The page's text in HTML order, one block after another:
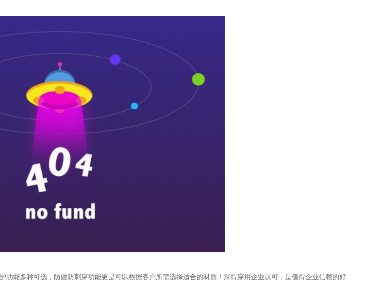
功能多种可选，防砸防刺穿功能更是可以根据客户所需选择适合的材质！深得穿用企业认可，是值得企业信赖的好